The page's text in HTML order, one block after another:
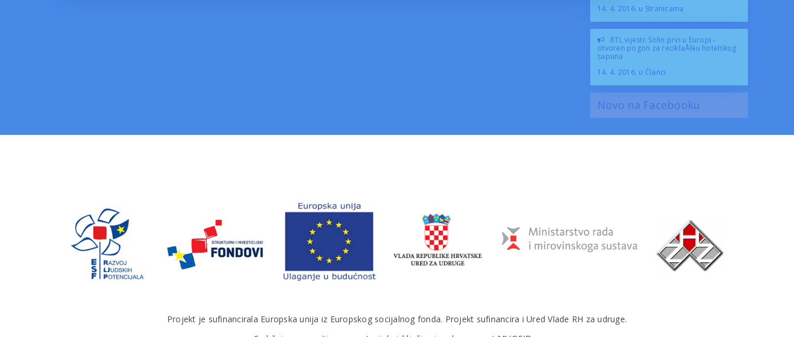
14. 4. 2016. u Stranicama
RTL vijesti: Solin prvi u Europi -
otvoren pogon za reciklaÅ¾u hotelskog
sapuna
14. 4. 2016. u Članci
Novo na Facebooku
Projekt je sufinancirala Europska unija iz Europskog socijalnog fonda. Projekt sufinancira i Ured Vlade RH za udruge.